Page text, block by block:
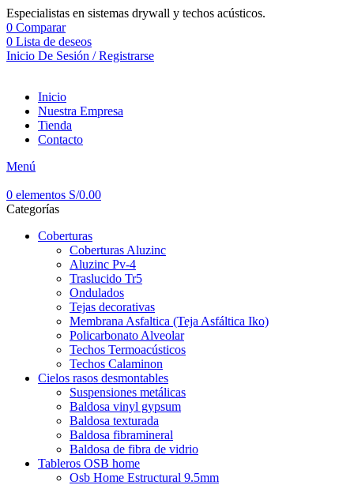
Especialistas en sistemas drywall y techos acústicos.
0 Comparar
0 Lista de deseos
Inicio De Sesión / Registrarse
Inicio
Nuestra Empresa
Tienda
Contacto
Menú
0 elementos S/0.00
Categorías
Coberturas
Coberturas Aluzinc
Aluzinc Pv-4
Traslucido Tr5
Ondulados
Tejas decorativas
Membrana Asfaltica (Teja Asfáltica Iko)
Policarbonato Alveolar
Techos Termoacústicos
Techos Calaminon
Cielos rasos desmontables
Suspensiones metálicas
Baldosa vinyl gypsum
Baldosa texturada
Baldosa fibramineral
Baldosa de fibra de vidrio
Tableros OSB home
Osb Home Estructural 9.5mm